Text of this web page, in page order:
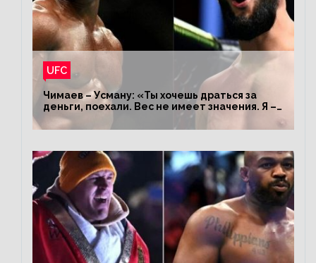
UFC
Чимаев – Усману: «Ты хочешь драться за
деньги, поехали. Вес не имеет значения. Я –
король»